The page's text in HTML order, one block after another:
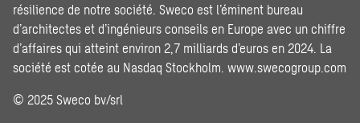
résilience de notre société. Sweco est l’éminent bureau
d’architectes et d’ingénieurs conseils en Europe avec un chiffre
d’affaires qui atteint environ 2,7 milliards d’euros en 2024. La
société est cotée au Nasdaq Stockholm. www.swecogroup.com
© 2025 Sweco bv/srl